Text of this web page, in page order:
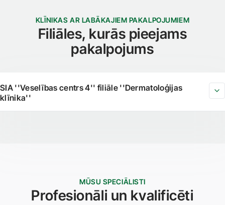
KLĪNIKAS AR LABĀKAJIEM PAKALPOJUMIEM
Filiāles, kurās pieejams
pakalpojums
SIA ''Veselības centrs 4'' filiāle ''Dermatoloģijas
klīnika''
MŪSU SPECIĀLISTI
Profesionāli un kvalificēti